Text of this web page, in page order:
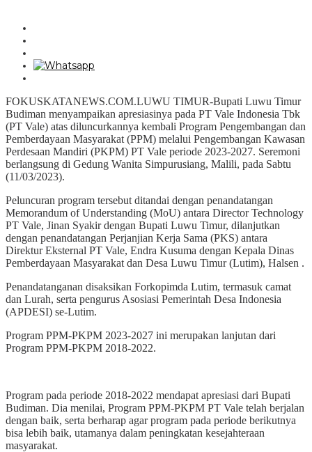
FOKUSKATANEWS.COM.LUWU TIMUR-Bupati Luwu Timur
Budiman menyampaikan apresiasinya pada PT Vale Indonesia Tbk
(PT Vale) atas diluncurkannya kembali Program Pengembangan dan
Pemberdayaan Masyarakat (PPM) melalui Pengembangan Kawasan
Perdesaan Mandiri (PKPM) PT Vale periode 2023-2027. Seremoni
berlangsung di Gedung Wanita Simpurusiang, Malili, pada Sabtu
(11/03/2023).
Peluncuran program tersebut ditandai dengan penandatangan
Memorandum of Understanding (MoU) antara Director Technology
PT Vale, Jinan Syakir dengan Bupati Luwu Timur, dilanjutkan
dengan penandatangan Perjanjian Kerja Sama (PKS) antara
Direktur Eksternal PT Vale, Endra Kusuma dengan Kepala Dinas
Pemberdayaan Masyarakat dan Desa Luwu Timur (Lutim), Halsen .
Penandatanganan disaksikan Forkopimda Lutim, termasuk camat
dan Lurah, serta pengurus Asosiasi Pemerintah Desa Indonesia
(APDESI) se-Lutim.
Program PPM-PKPM 2023-2027 ini merupakan lanjutan dari
Program PPM-PKPM 2018-2022.
Program pada periode 2018-2022 mendapat apresiasi dari Bupati
Budiman. Dia menilai, Program PPM-PKPM PT Vale telah berjalan
dengan baik, serta berharap agar program pada periode berikutnya
bisa lebih baik, utamanya dalam peningkatan kesejahteraan
masyarakat.